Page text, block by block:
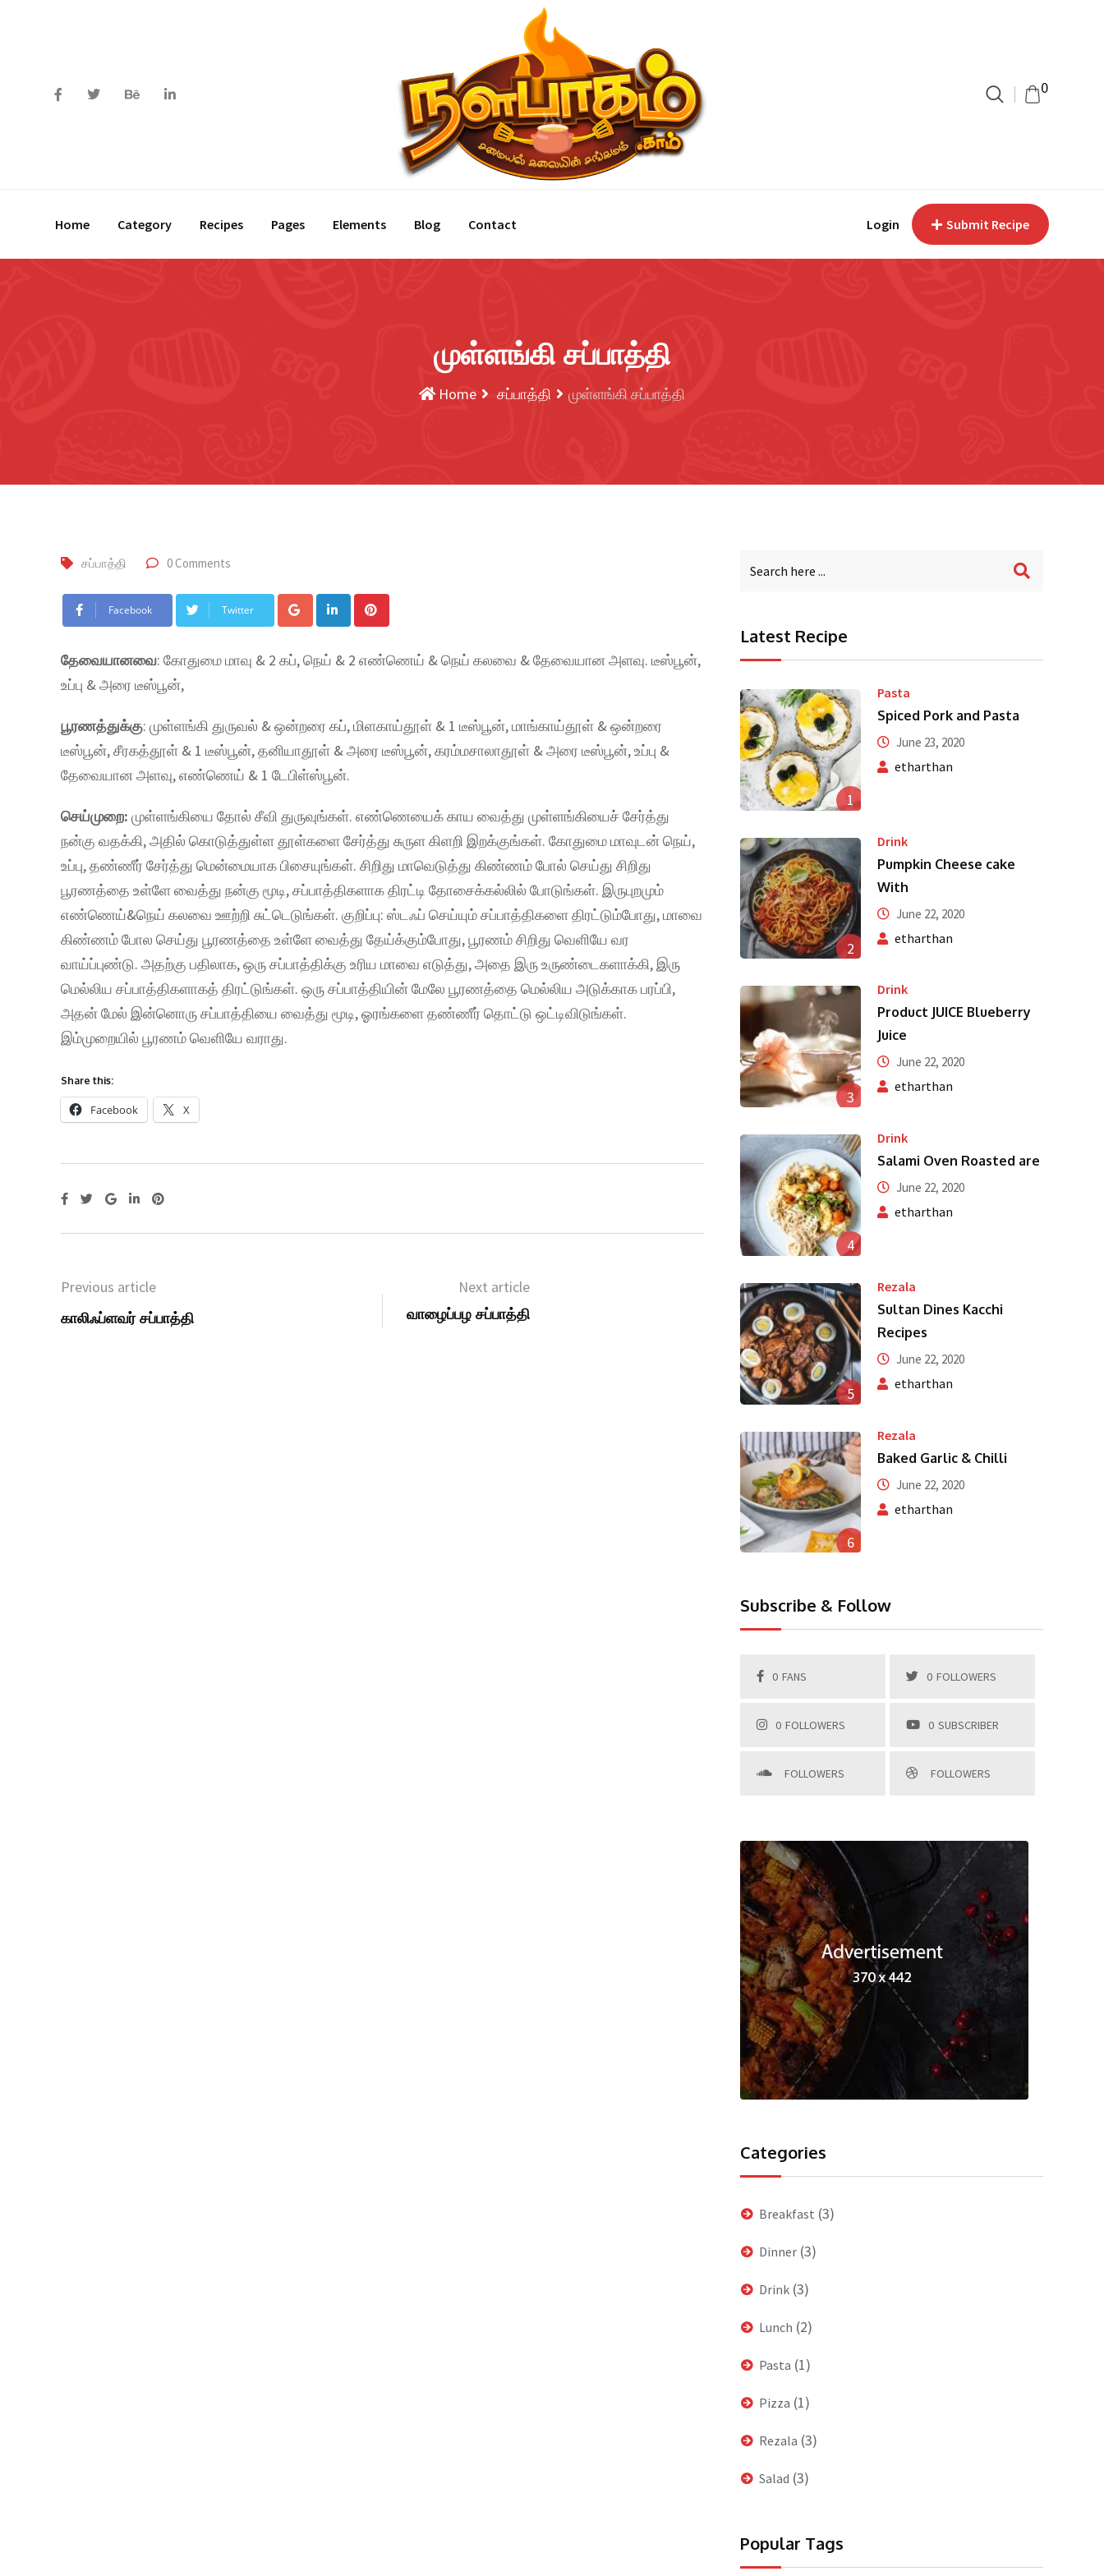
0
Home Category Recipes Pages Elements Blog Contact Login Submit Recipe
முள்ளங்கி சப்பாத்தி
Home சப்பாத்தி முள்ளங்கி சப்பாத்தி
சப்பாத்தி 0 Comments
Facebook Twitter
தேவையானவை: கோதுமை மாவு & 2 கப், நெய் & 2 எண்ணெய் & நெய் கலவை & தேவையான அளவு. டீஸ்பூன்,
உப்பு & அரை டீஸ்பூன்,
பூரணத்துக்கு: முள்ளங்கி துருவல் & ஒன்றரை கப், மிளகாய்தூள் & 1 டீஸ்பூன், மாங்காய்தூள் & ஒன்றரை
டீஸ்பூன், சீரகத்தூள் & 1 டீஸ்பூன், தனியாதூள் & அரை டீஸ்பூன், கரம்மசாலாதூள் & அரை டீஸ்பூன், உப்பு &
தேவையான அளவு, எண்ணெய் & 1 டேபிள்ஸ்பூன்.
செய்முறை: முள்ளங்கியை தோல் சீவி துருவுங்கள். எண்ணெயைக் காய வைத்து முள்ளங்கியைச் சேர்த்து
நன்கு வதக்கி, அதில் கொடுத்துள்ள தூள்களை சேர்த்து சுருள கிளறி இறக்குங்கள். கோதுமை மாவுடன் நெய்,
உப்பு, தண்ணீர் சேர்த்து மென்மையாக பிசையுங்கள். சிறிது மாவெடுத்து கிண்ணம் போல் செய்து சிறிது
பூரணத்தை உள்ளே வைத்து நன்கு மூடி, சப்பாத்திகளாக திரட்டி தோசைக்கல்லில் போடுங்கள். இருபுறமும்
எண்ணெய்&நெய் கலவை ஊற்றி சுட்டெடுங்கள். குறிப்பு: ஸ்டஃப் செய்யும் சப்பாத்திகளை திரட்டும்போது, மாவை
கிண்ணம் போல செய்து பூரணத்தை உள்ளே வைத்து தேய்க்கும்போது, பூரணம் சிறிது வெளியே வர
வாய்ப்புண்டு. அதற்கு பதிலாக, ஒரு சப்பாத்திக்கு உரிய மாவை எடுத்து, அதை இரு உருண்டைகளாக்கி, இரு
மெல்லிய சப்பாத்திகளாகத் திரட்டுங்கள். ஒரு சப்பாத்தியின் மேலே பூரணத்தை மெல்லிய அடுக்காக பரப்பி,
அதன் மேல் இன்னொரு சப்பாத்தியை வைத்து மூடி, ஓரங்களை தண்ணீர் தொட்டு ஒட்டிவிடுங்கள்.
இம்முறையில் பூரணம் வெளியே வராது.
Share this:
Facebook X
Previous article
காலிஃப்ளவர் சப்பாத்தி
Next article
வாழைப்பழ சப்பாத்தி
Latest Recipe
1
Pasta
Spiced Pork and Pasta
June 23, 2020
etharthan
2
Drink
Pumpkin Cheese cake
With
June 22, 2020
etharthan
3
Drink
Product JUICE Blueberry
Juice
June 22, 2020
etharthan
4
Drink
Salami Oven Roasted are
June 22, 2020
etharthan
5
Rezala
Sultan Dines Kacchi
Recipes
June 22, 2020
etharthan
6
Rezala
Baked Garlic & Chilli
June 22, 2020
etharthan
Subscribe & Follow
0 FANS 0 FOLLOWERS
0 FOLLOWERS 0 SUBSCRIBER
FOLLOWERS FOLLOWERS
Categories
Breakfast (3)
Dinner(3)
Drink(3)
Lunch (2)
Pasta (1)
Pizza (1)
Rezala (3)
Salad (3)
Popular Tags